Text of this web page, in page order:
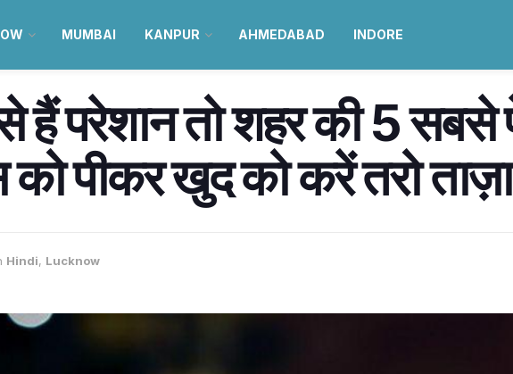
MUMBAI KANPUR AHMEDABAD INDORE
हैं परेशान तो शहर की 5
पीकर खुद को करें तरो ताज़ा
Hindi, Lucknow